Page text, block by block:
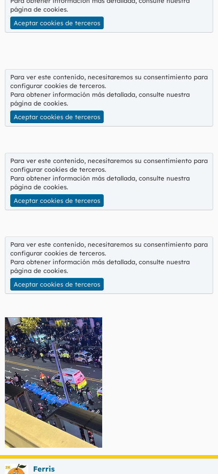
página de cookies.
Aceptar cookies de terceros
Para ver este contenido, necesitaremos su consentimiento para
configurar cookies de terceros.
Para obtener información más detallada, consulte nuestra
página de cookies.
Aceptar cookies de terceros
Para ver este contenido, necesitaremos su consentimiento para
configurar cookies de terceros.
Para obtener información más detallada, consulte nuestra
página de cookies.
Aceptar cookies de terceros
Para ver este contenido, necesitaremos su consentimiento para
configurar cookies de terceros.
Para obtener información más detallada, consulte nuestra
página de cookies.
Aceptar cookies de terceros
Ferris